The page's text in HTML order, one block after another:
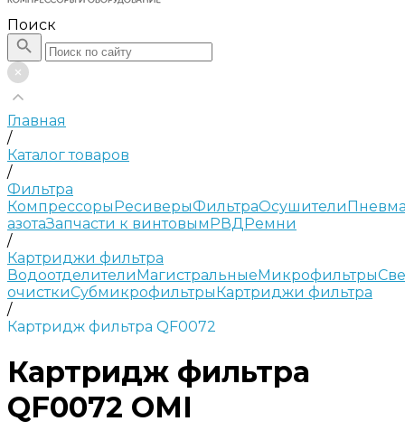
Поиск
Главная
/
Каталог товаров
/
Фильтра
КомпрессорыРесиверыФильтраОсушители
азотаЗапчасти к винтовымРВДРемни
/
Картриджи фильтра
ВодоотделителиМагистральныеМикрофильтры
очисткиСубмикрофильтрыКартриджи фильтра
/
Картридж фильтра QF0072
Картридж фильтра
QF0072 OMI